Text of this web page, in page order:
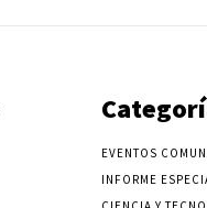
EVENTOS
INFORME